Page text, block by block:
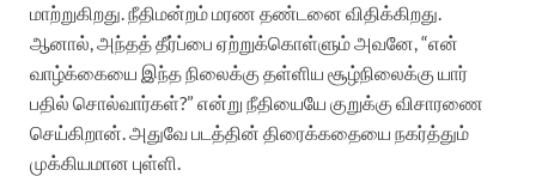
மாற்றுகிறது. நீதிமன்றம் மரண தண்டனை விதிக்கிறது.
ஆனால், அந்தத் தீர்ப்பை ஏற்றுக்கொள்ளும் அவனே, “என்
வாழ்க்கையை இந்த நிலைக்கு தள்ளிய சூழ்நிலைக்கு யார்
பதில் சொல்வார்கள்?” என்று நீதியையே குறுக்கு விசாரணை
செய்கிறான். அதுவே படத்தின் திரைக்கதையை நகர்த்தும்
முக்கியமான புள்ளி.